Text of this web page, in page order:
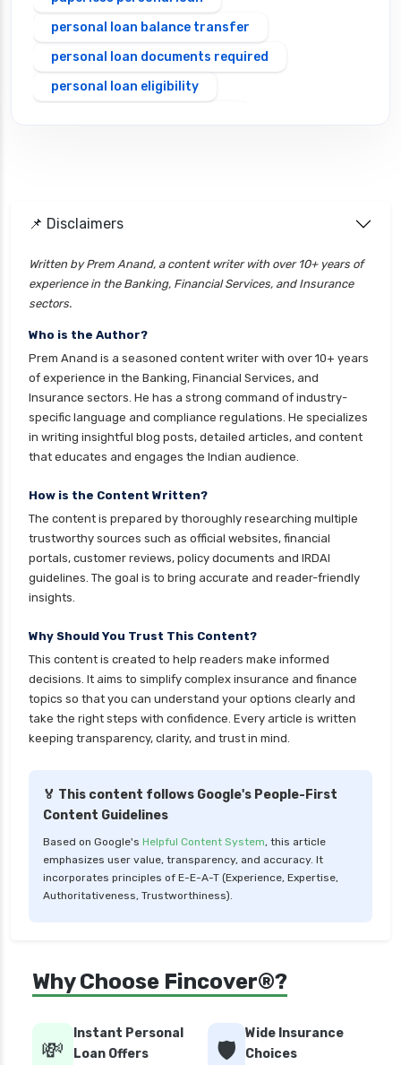
personal loan balance transfer
personal loan documents required
personal loan eligibility
personal loan eligibility hdfc
personal loan eligibility idfc
personal loan eligibility incred
personal loan eligibility indusind bank
personal loan eligibility kotak
personal loan eligibility shriram
personal loan eligibility tata capital
personal loan eligibility yes bank
personal loan for ca
personal loan for defence personnel
personal loan for home renovation
personal loan for it professionals
personal loan for marriage
personal loan for nri
personal loan for salaried individuals
personal loan for women
personal loan in 10 minutes
personal loan in andhra pradesh
personal loan in coimbatore
personal loan in delhi
personal loan in hyderabad
📌 Disclaimers
Written by Prem Anand, a content writer with over 10+ years of
experience in the Banking, Financial Services, and Insurance
sectors.
Who is the Author?
Prem Anand is a seasoned content writer with over 10+ years
of experience in the Banking, Financial Services, and
Insurance sectors. He has a strong command of industry-
specific language and compliance regulations. He specializes
in writing insightful blog posts, detailed articles, and content
that educates and engages the Indian audience.
How is the Content Written?
The content is prepared by thoroughly researching multiple
trustworthy sources such as official websites, financial
portals, customer reviews, policy documents and IRDAI
guidelines. The goal is to bring accurate and reader-friendly
insights.
Why Should You Trust This Content?
This content is created to help readers make informed
decisions. It aims to simplify complex insurance and finance
topics so that you can understand your options clearly and
take the right steps with confidence. Every article is written
keeping transparency, clarity, and trust in mind.
🏅 This content follows Google's People-First
Content Guidelines
Based on Google's Helpful Content System, this article
emphasizes user value, transparency, and accuracy. It
incorporates principles of E-E-A-T (Experience, Expertise,
Authoritativeness, Trustworthiness).
Why Choose Fincover®?
💸
Instant Personal
Loan Offers
🛡️
Wide Insurance
Choices